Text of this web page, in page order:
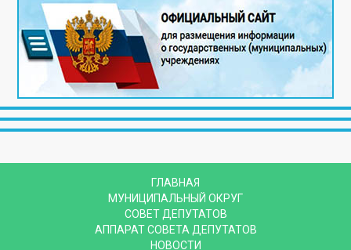
ГЛАВНАЯ
МУНИЦИПАЛЬНЫЙ ОКРУГ
СОВЕТ ДЕПУТАТОВ
АППАРАТ СОВЕТА ДЕПУТАТОВ
НОВОСТИ